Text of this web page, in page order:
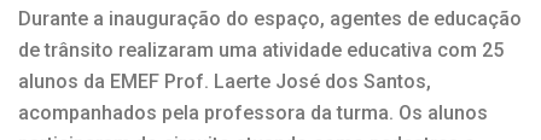
Durante a inauguração do espaço, agentes de educação
de trânsito realizaram uma atividade educativa com 25
alunos da EMEF Prof. Laerte José dos Santos,
acompanhados pela professora da turma. Os alunos